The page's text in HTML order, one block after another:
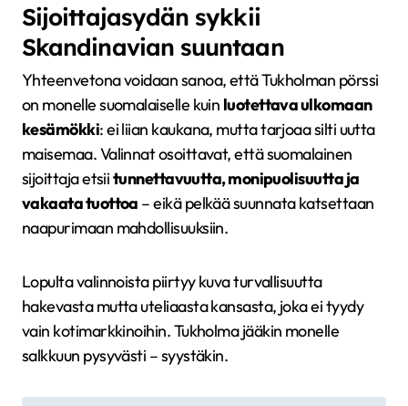
Sijoittajasydän sykkii
Skandinavian suuntaan
Yhteenvetona voidaan sanoa, että Tukholman pörssi
on monelle suomalaiselle kuin luotettava ulkomaan
kesämökki: ei liian kaukana, mutta tarjoaa silti uutta
maisemaa. Valinnat osoittavat, että suomalainen
sijoittaja etsiitunnettavuutta, monipuolisuutta ja
vakaata tuottoa – eikä pelkää suunnata katsettaan
naapurimaan mahdollisuuksiin.
Lopulta valinnoista piirtyy kuva turvallisuutta
hakevasta mutta uteliaasta kansasta, joka ei tyydy
vain kotimarkkinoihin. Tukholma jääkin monelle
salkkuun pysyvästi – syystäkin.